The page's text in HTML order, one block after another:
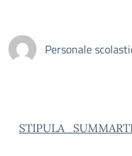
Personale